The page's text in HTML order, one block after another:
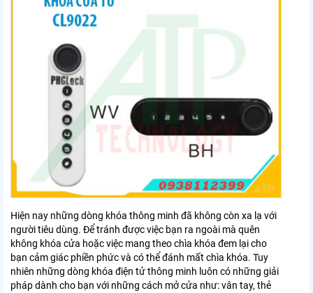
Hiện nay những dòng khóa thông minh đã không còn xa lạ với
người tiêu dùng. Để tránh được việc bạn ra ngoài mà quên
không khóa cửa hoặc việc mang theo chìa khóa đem lại cho
bạn cảm giác phiền phức và có thể đánh mất chìa khóa. Tuy
nhiên những dòng khóa điện tử thông minh luôn có những giải
pháp dành cho bạn với những cách mở cửa như: vân tay, thẻ